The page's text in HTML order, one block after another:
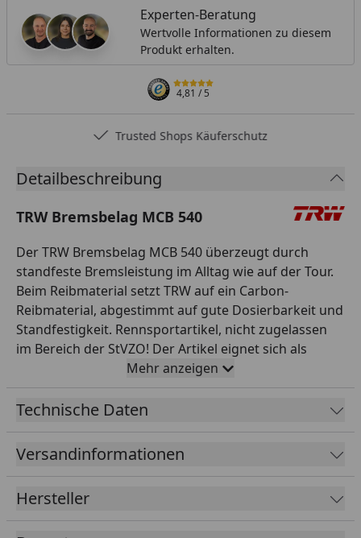
Experten-Beratung
Wertvolle Informationen zu diesem
Produkt erhalten.
4,81/ 5
Trusted Shops Käuferschutz
Detailbeschreibung
TRW Bremsbelag MCB 540
Der TRW Bremsbelag MCB 540 überzeugt durch
standfeste Bremsleistung im Alltag wie auf der Tour.
Beim Reibmaterial setzt TRW auf ein Carbon-
Reibmaterial, abgestimmt auf gute Dosierbarkeit und
Standfestigkeit. Rennsportartikel, nicht zugelassen
im Bereich der StVZO! Der Artikel eignet sich als
direkter Ersatz für die Originalnummer MCB540CRQ,
in Erstausrüster-Qualität und passt für die
entsprechenden Modelle laut TRW-Anwendungsliste.
TRW für geprüfte Qualität und Zuverlässigkeit.
Verlassen Sie sich auf geprüfte Komponenten, die im
Sicherheit und Funktion Ihres Motorrads zuverlässig
wieder her. Damit sind Sie für den sicheren Betrieb
Mehr anzeigen
Technische Daten
Versandinformationen
Hersteller